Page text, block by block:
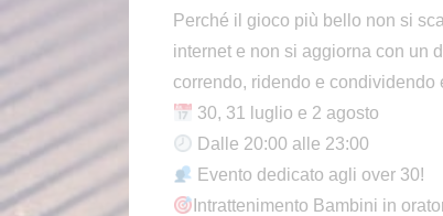
Perché il gioco più bello non si
internet e non si aggiorna con un
correndo, ridendo e condividendo
30, 31 luglio e 2 agosto
Dalle 20:00 alle 23:00
Evento dedicato agli over 30!
Intrattenimento Bambini in